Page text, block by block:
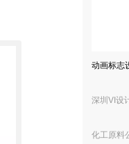
动画标志
深圳VI设
化工原料